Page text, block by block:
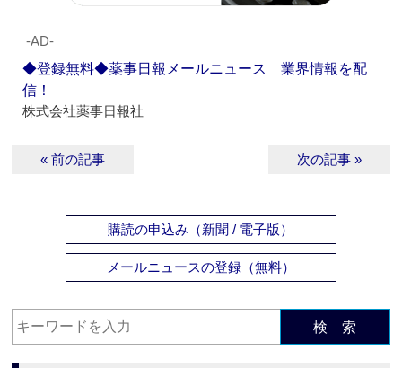
‐AD‐
◆登録無料◆薬事日報メールニュース 業界情報を配
信！
株式会社薬事日報社
« 前の記事 次の記事 »
購読の申込み（新聞 / 電子版）
メールニュースの登録（無料）
検 索